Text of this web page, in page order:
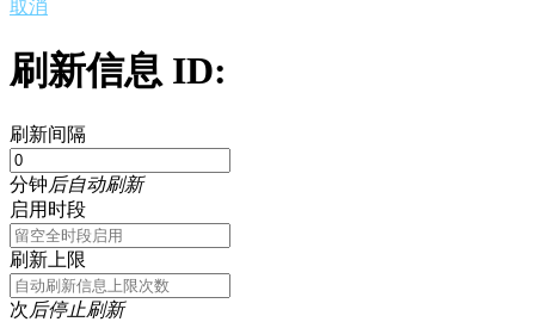
取消
刷新信息 ID:
刷新间隔
分钟后自动刷新
启用时段
刷新上限
次后停止刷新